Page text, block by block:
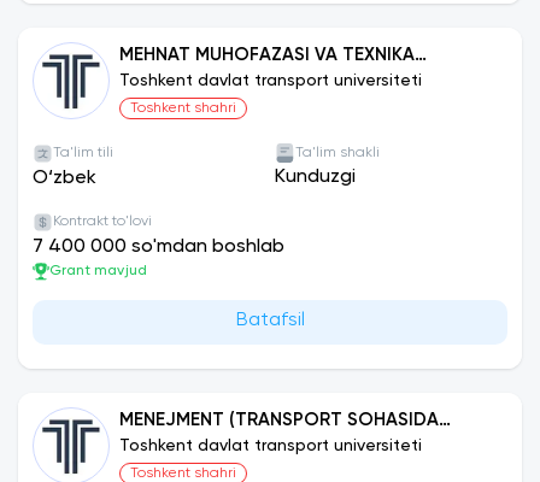
MEHNAT MUHOFAZASI VA TEXNIKA
XAVFSIZLIGI (TRANSPORT)
Toshkent davlat transport universiteti
Toshkent shahri
Ta'lim tili
O‘zbek
Ta'lim shakli
Kunduzgi
Kontrakt to'lovi
7 400 000 so'mdan boshlab
Grant mavjud
Batafsil
MENEJMENT (TRANSPORT SOHASIDA
LOYIHALAR BOSHQARUVI)
Toshkent davlat transport universiteti
Toshkent shahri